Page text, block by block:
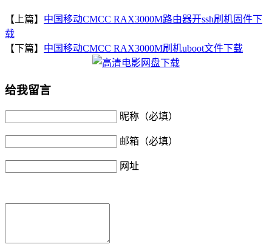
【上篇】 中国移动CMCC RAX3000M路由器开ssh刷机固件下
载
【下篇】 中国移动CMCC RAX3000M刷机uboot文件下载
给我留言
昵称（必填）
邮箱（必填）
网址